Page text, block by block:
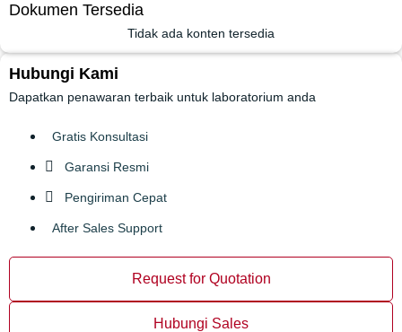
Dokumen Tersedia
Tidak ada konten tersedia
Hubungi Kami
Dapatkan penawaran terbaik untuk laboratorium anda
Gratis Konsultasi
Garansi Resmi
Pengiriman Cepat
After Sales Support
Request for Quotation
Hubungi Sales